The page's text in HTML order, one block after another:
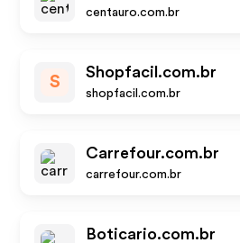
centauro.com.br
S
Shopfacil.com.br
shopfacil.com.br
Carrefour.com.br
carrefour.com.br
Boticario.com.br